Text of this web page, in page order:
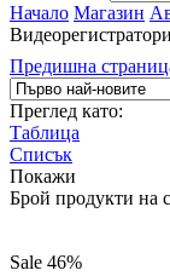
Начало Магазин
Видеорегистратори
Предишна
Преглед като:
Таблица
Списък
Покажи
Брой продукти на
Sale 46%